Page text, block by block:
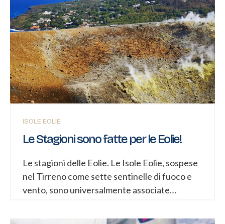
ISOLE EOLIE
Le Stagioni sono fatte per le Eolie!
Le stagioni delle Eolie. Le Isole Eolie, sospese
nel Tirreno come sette sentinelle di fuoco e
vento, sono universalmente associate
affollate al tramonto, il profilo fumante di